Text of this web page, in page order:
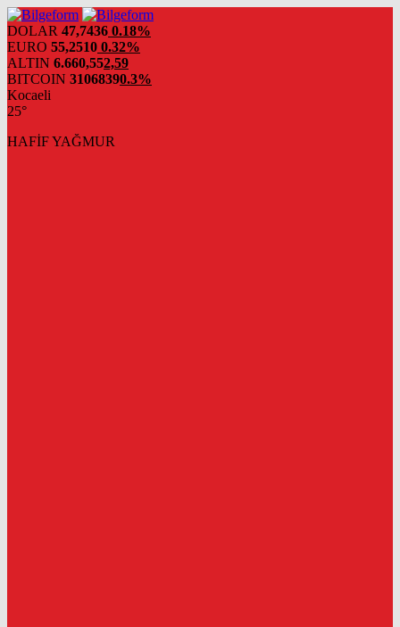
DOLAR 47,7436 0.18%
EURO 55,2510 0.32%
ALTIN 6.660,552,59
BITCOIN 31068390.3%
Kocaeli
25°
HAFİF YAĞMUR